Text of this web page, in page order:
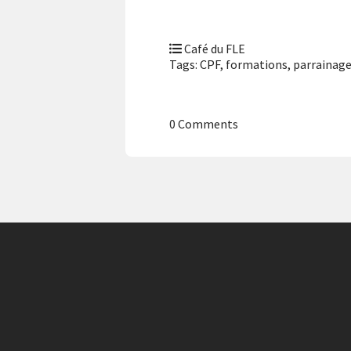
Café du FLE
Tags: CPF, formations, parrainage
0 Comments